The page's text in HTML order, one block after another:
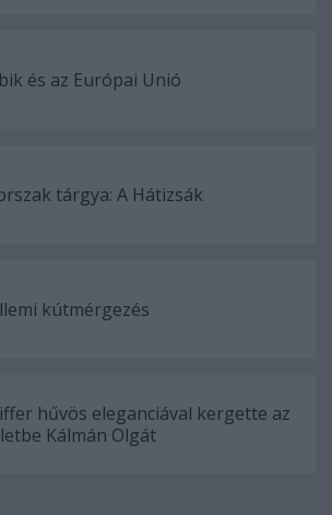
és az Európai Unió
tárgya: A Hátizsák
kútmérgezés
hűvös eleganciával kergette az
Kálmán Olgát